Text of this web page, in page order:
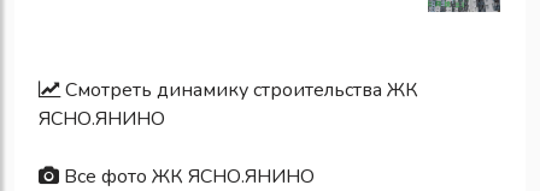
Смотреть динамику строительства ЖК
ЯСНО.ЯНИНО
Все фото ЖК ЯСНО.ЯНИНО